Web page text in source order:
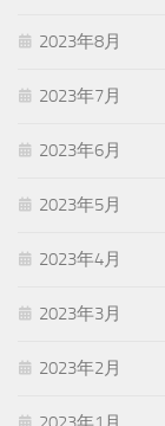
2023年8月
2023年7月
2023年6月
2023年5月
2023年4月
2023年3月
2023年2月